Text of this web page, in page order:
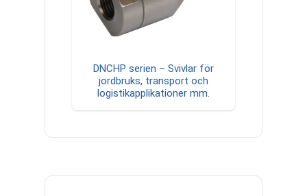
DNCHP serien – Svivlar för
jordbruks, transport och
logistikapplikationer mm.